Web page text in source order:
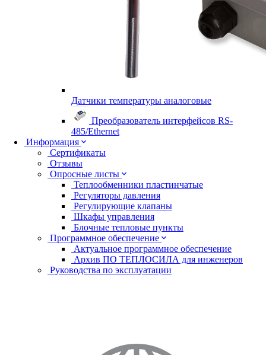
Датчики температуры аналоговые
Преобразователь интерфейсов RS-
485/Ethernet
Информация
Сертификаты
Отзывы
Опросные листы
Теплообменники пластинчатые
Регуляторы давления
Регулирующие клапаны
Шкафы управления
Блочные тепловые пункты
Программное обеспечение
Актуальное программное обеспечение
Архив ПО ТЕПЛОСИЛА для инженеров
Руководства по эксплуатации